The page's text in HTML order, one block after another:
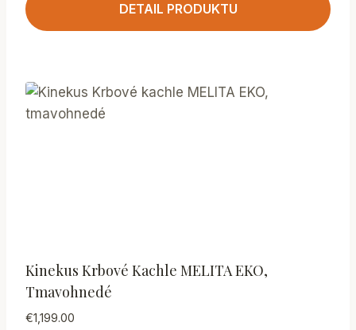
DETAIL PRODUKTU
Kinekus Krbové Kachle MELITA EKO,
Tmavohnedé
€1,199.00